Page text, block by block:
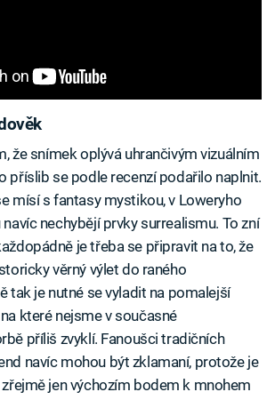
že snímek oplývá uhrančivým vizuálním
příslib se podle recenzí podařilo naplnit.
mísí s fantasy mystikou, v Loweryho
nechybějí prvky surrealismu. To zní
je třeba se připravit na to, že
věrný výlet do raného
tak je nutné se vyladit na pomalejší
které nejsme v současné
příliš zvyklí. Fanoušci tradičních
navíc mohou být zklamaní, protože je
jen výchozím bodem k mnohem